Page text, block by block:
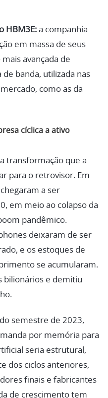
HBM3E:a companhia
em massa de seus
mais avançada de
banda, utilizada nas
como as da
cíclica a ativo
transformação que a
para o retrovisor. Em
a ser
em meio ao colapso da
pandêmico.
deixaram de ser
e os estoques de
se acumularam.
bilionários e demitiu
semestre de 2023,
por memória para
seria estrutural,
dos ciclos anteriores,
finais e fabricantes
de crescimento tem